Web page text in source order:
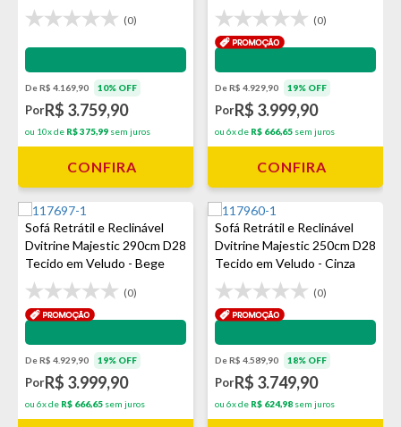
Prata
(0)
Impermeabilização - VEDA
De R$ 4.169,90 10% OFF
PorR$ 3.759,90
ou 10x de R$ 375,99 sem juros
CONFIRA
(0)
Impermeabilização - VEDA
De R$ 4.929,90 19% OFF
PorR$ 3.999,90
ou 6x de R$ 666,65 sem juros
CONFIRA
Sofá Retrátil e Reclinável
Dvitrine Majestic 290cm D28
Tecido em Veludo - Bege
(0)
Impermeabilização - VEDA
De R$ 4.929,90 19% OFF
PorR$ 3.999,90
ou 6x de R$ 666,65 sem juros
Sofá Retrátil e Reclinável
Dvitrine Majestic 250cm D28
Tecido em Veludo - Cinza
(0)
Impermeabilização - VEDA
De R$ 4.589,90 18% OFF
PorR$ 3.749,90
ou 6x de R$ 624,98 sem juros